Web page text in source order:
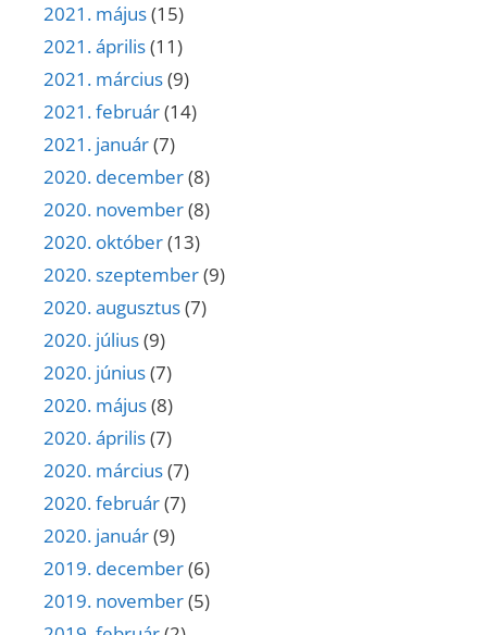
2021. május(15)
2021. április(11)
2021. március(9)
2021. február(14)
2021. január(7)
2020. december(8)
2020. november(8)
2020. október(13)
2020. szeptember(9)
2020. augusztus(7)
2020. július(9)
2020. június(7)
2020. május(8)
2020. április(7)
2020. március(7)
2020. február(7)
2020. január(9)
2019. december(6)
2019. november(5)